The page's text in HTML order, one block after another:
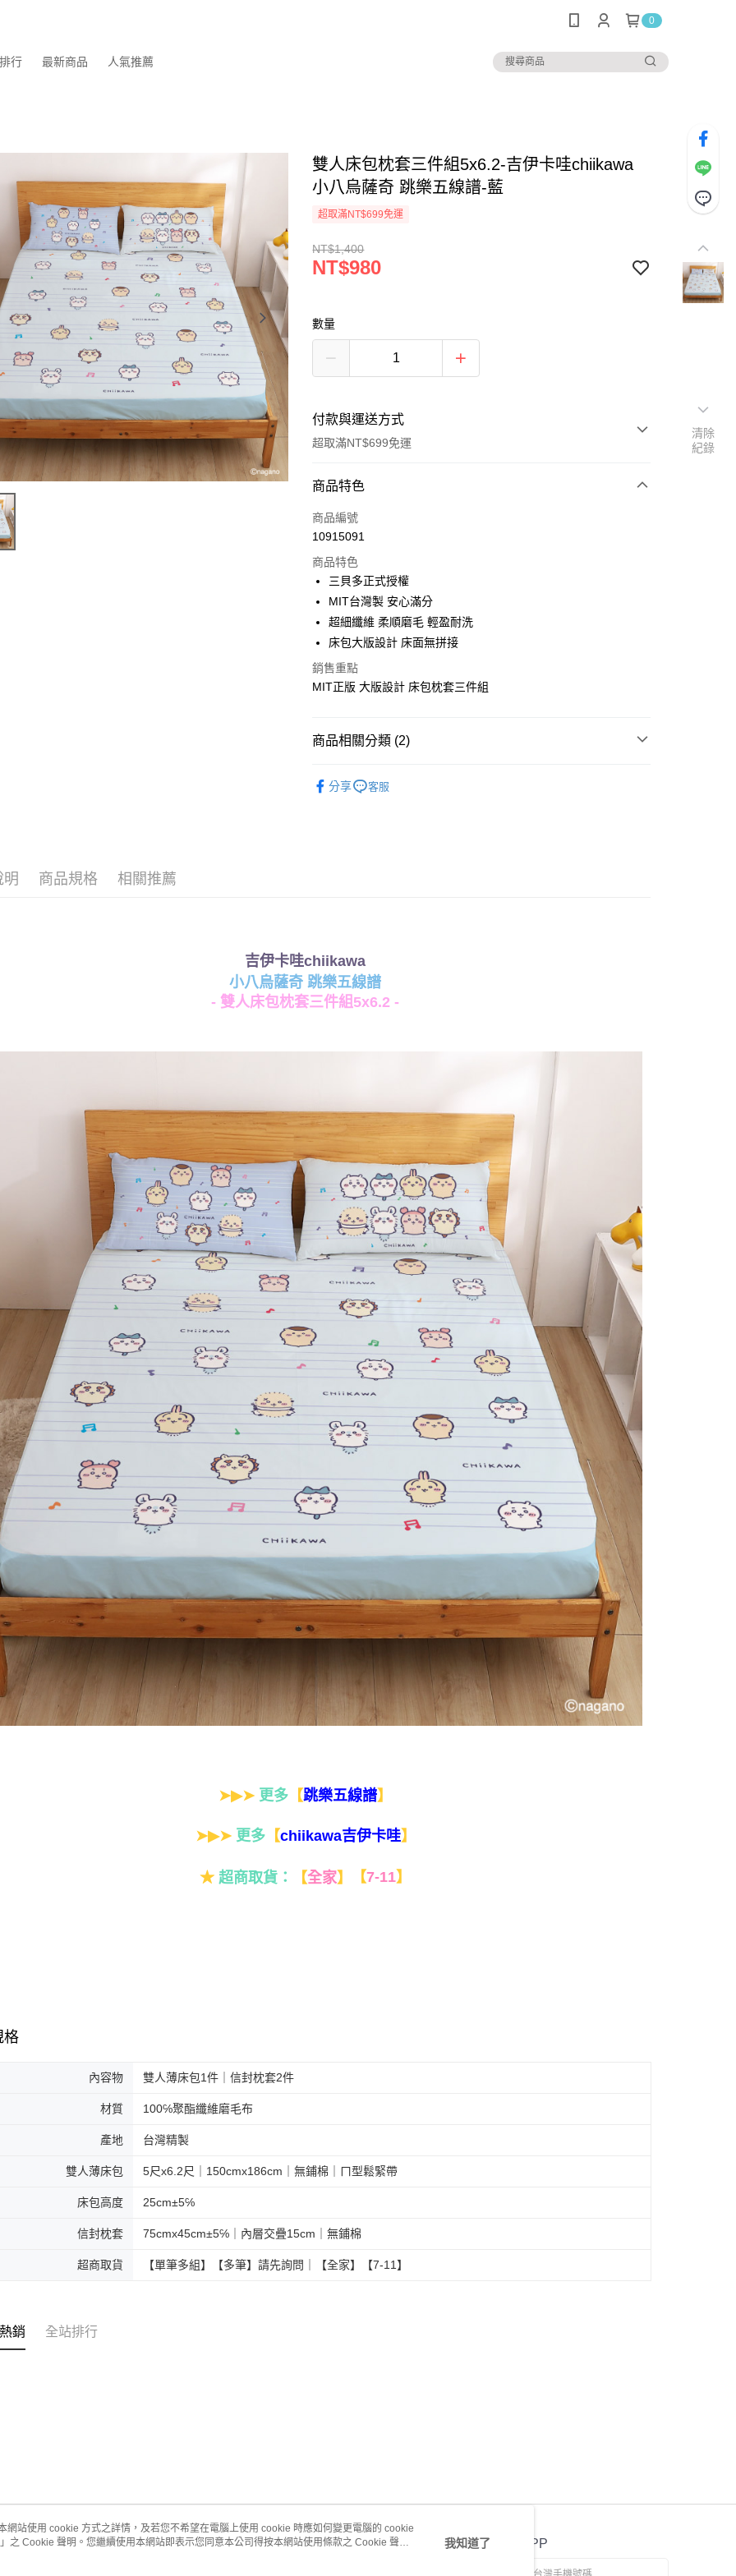
0
行 最新商品 人氣推薦
雙人床包枕套三件組5x6.2-吉伊卡哇chiikawa
小八烏薩奇 跳樂五線譜-藍
超取滿NT$699免運
NT$1,400
NT$980
數量
付款與運送方式
超取滿NT$699免運
付款方式
信用卡一次付款
LINE Pay
Apple Pay
街口支付
悠遊付
運送方式
商品特色
商品編號
10915091
商品特色
三貝多正式授權
MIT台灣製 安心滿分
超細纖維 柔順磨毛 輕盈耐洗
床包大版設計 床面無拼接
銷售重點
MIT正版 大版設計 床包枕套三件組
商品相關分類 (2)
分享 客服
明 商品規格 相關推薦
吉伊卡哇chiikawa
小八烏薩奇 跳樂五線譜
- 雙人床包枕套三件組5x6.2 -
➤▶➤ 更多 【跳樂五線譜】
➤▶➤ 更多【chiikawa吉伊卡哇】
★ 超商取貨： 【全家】 【7-11】
格
內容物 雙人薄床包1件｜信封枕套2件
材質 100℅聚酯纖維磨毛布
產地 台灣精製
雙人薄床包 5尺x6.2尺｜150cmx186cm｜無鋪棉｜ㄇ型鬆緊帶
床包高度 25cm±5℅
信封枕套 75cmx45cm±5℅｜內層交疊15cm｜無鋪棉
超商取貨 【單筆多組】【多筆】請先詢問｜【全家】【7-11】
銷 全站排行
關於我們 客服資訊 官方APP
清除
紀錄
網站使用 cookie 方式之詳情，及若您不希望在電腦上使用 cookie 時應如何變更電腦的 cookie
」之 Cookie 聲明。您繼續使用本網站即表示您同意本公司得按本網站使用條款之 Cookie 聲明
我知道了